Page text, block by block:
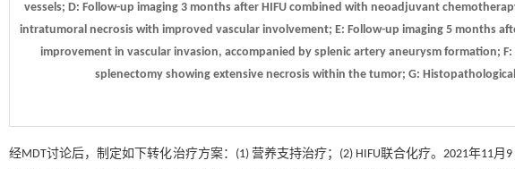
vessels; D: Follow-up imaging 3 months after HIFU combined with neoadjuvant
intratumoral necrosis with improved vascular involvement; E: Follow-up imaging 5 months
improvement in vascular invasion, accompanied by splenic artery aneurysm formation;
splenectomy showing extensive necrosis within the tumor; G:
经MDT讨论后，制定如下转化治疗方案：(1) 营养支持治疗；(2) HIFU联合化疗。2021年11